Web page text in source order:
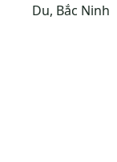
Du, Bắc Ninh